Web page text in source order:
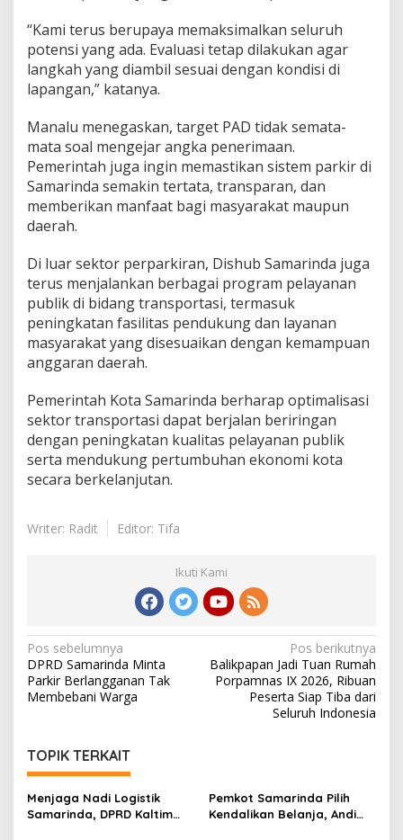
“Kami terus berupaya memaksimalkan seluruh
potensi yang ada. Evaluasi tetap dilakukan agar
langkah yang diambil sesuai dengan kondisi di
lapangan,” katanya.
Manalu menegaskan, target PAD tidak semata-
mata soal mengejar angka penerimaan.
Pemerintah juga ingin memastikan sistem parkir di
Samarinda semakin tertata, transparan, dan
memberikan manfaat bagi masyarakat maupun
daerah.
Di luar sektor perparkiran, Dishub Samarinda juga
terus menjalankan berbagai program pelayanan
publik di bidang transportasi, termasuk
peningkatan fasilitas pendukung dan layanan
masyarakat yang disesuaikan dengan kemampuan
anggaran daerah.
Pemerintah Kota Samarinda berharap optimalisasi
sektor transportasi dapat berjalan beriringan
dengan peningkatan kualitas pelayanan publik
serta mendukung pertumbuhan ekonomi kota
secara berkelanjutan.
Writer: Radit Editor: Tifa
Ikuti Kami
Navigasi
pos
Pos sebelumnya
DPRD Samarinda Minta
Parkir Berlangganan Tak
Membebani Warga
Pos berikutnya
Balikpapan Jadi Tuan Rumah
Porpamnas IX 2026, Ribuan
Peserta Siap Tiba dari
Seluruh Indonesia
TOPIK TERKAIT
Menjaga Nadi Logistik
Samarinda, DPRD Kaltim
Pemkot Samarinda Pilih
Kendalikan Belanja, Andi